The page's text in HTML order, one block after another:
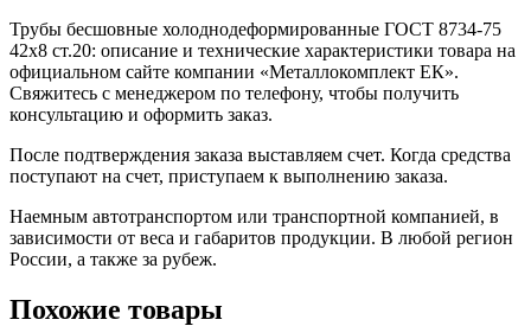
Трубы бесшовные холоднодеформированные ГОСТ 8734-75
42x8 ст.20: описание и технические характеристики товара на
официальном сайте компании «Металлокомплект ЕК».
Свяжитесь с менеджером по телефону, чтобы получить
консультацию и оформить заказ.
После подтверждения заказа выставляем счет. Когда средства
поступают на счет, приступаем к выполнению заказа.
Наемным автотранспортом или транспортной компанией, в
зависимости от веса и габаритов продукции. В любой регион
России, а также за рубеж.
Похожие товары